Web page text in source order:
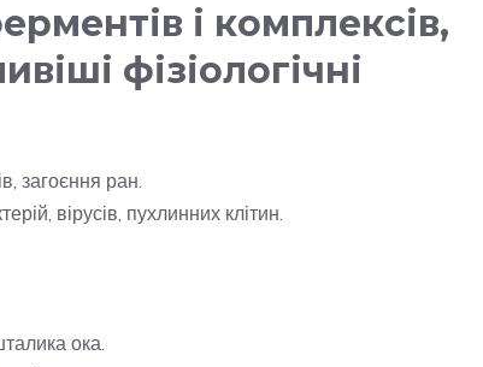
і комплексів,
фізіологічні
загоєння ран.
вірусів, пухлинних клітин.
ока.